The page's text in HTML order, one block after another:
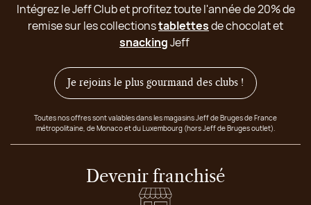
Intégrez le Jeff Club et profitez toute l'année de 20% de
remise sur les collectionstablettesde chocolat et
snackingJeff
Je rejoins le plus gourmand des clubs !
Toutes nos offres sont valables dans les magasins Jeff de Bruges de France
métropolitaine, de Monaco et du Luxembourg (hors Jeff de Bruges outlet).
Devenir franchisé